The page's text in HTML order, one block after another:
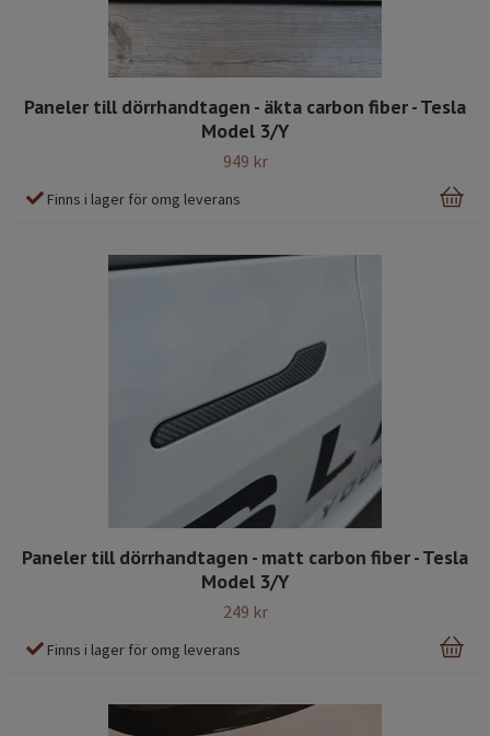
Paneler till dörrhandtagen - äkta carbon fiber - Tesla
Model 3/Y
949 kr
Finns i lager för omg leverans
Paneler till dörrhandtagen - matt carbon fiber - Tesla
Model 3/Y
249 kr
Finns i lager för omg leverans